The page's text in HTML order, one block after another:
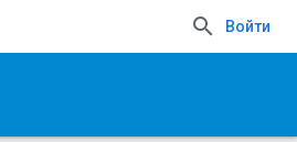
Войти